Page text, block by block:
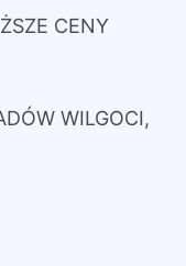
CENY
WILGOCI,